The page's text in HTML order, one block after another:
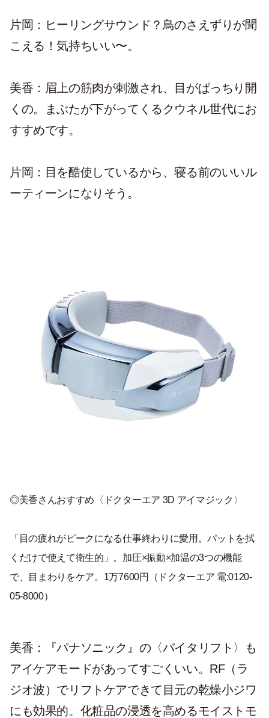
片岡：ヒーリングサウンド？鳥のさえずりが聞
こえる！気持ちいい〜。
美香：眉上の筋肉が刺激され、目がぱっちり開
くの。まぶたが下がってくるクウネル世代にお
すすめです。
片岡：目を酷使しているから、寝る前のいいル
ーティーンになりそう。
◎美香さんおすすめ〈ドクターエア 3D アイマジック〉
「目の疲れがピークになる仕事終わりに愛用。パットを拭
くだけで使えて衛生的」。加圧×振動×加温の3つの機能
で、目まわりをケア。1万7600円（ドクターエア 電:0120-
05-8000）
美香：『パナソニック』の〈バイタリフト〉も
アイケアモードがあってすごくいい。RF（ラ
ジオ波）でリフトケアできて目元の乾燥小ジワ
にも効果的。化粧品の浸透を高めるモイストモ